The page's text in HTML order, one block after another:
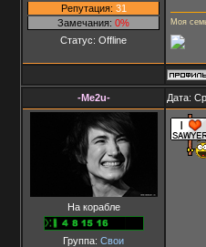
Репутация: 31
Замечания: 0%
Статус: Offline
Моя
-Me2u- Дата:
На корабле
Группа: Свои